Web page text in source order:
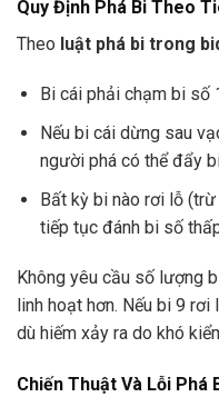
Quy Định Phá Bi Theo
Theo luật phá bi trong
Bi cái phải chạm bi số
Nếu bi cái dừng sau
người phá có thể đẩy
Bất kỳ bi nào rơi lỗ
tiếp tục đánh bi số
Không yêu cầu số lượng
linh hoạt hơn. Nếu bi 9
dù hiếm xảy ra do khó
Chiến Thuật Và Lỗi Phá